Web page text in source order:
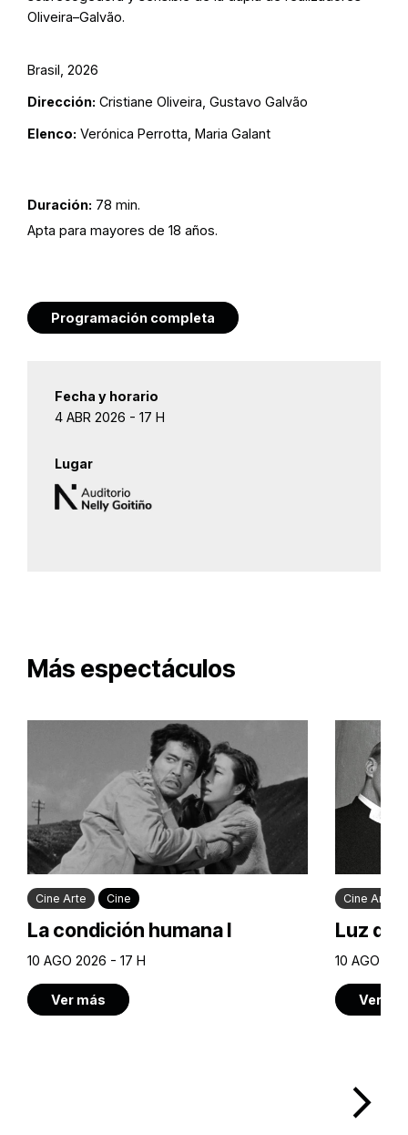
Oliveira–Galvão.
Brasil, 2026
Dirección: Cristiane Oliveira, Gustavo Galvão
Elenco: Verónica Perrotta, Maria Galant
Duración: 78 min.
Apta para mayores de 18 años.
Programación completa
Fecha y horario
4 ABR 2026 - 17 H
Lugar
Más espectáculos
Cine Arte Cine
La condición humana I
10 AGO 2026 - 17 H
Ver más
Cine Arte
Luz de
10 AGO
Ver
arrow_forward_ios